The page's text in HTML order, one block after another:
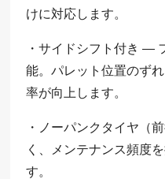
けに対応します。
・サイドシフト付き —
能。パレット位置のず
率が向上します。
・ノーパンクタイヤ（
く、メンテナンス頻度
す。